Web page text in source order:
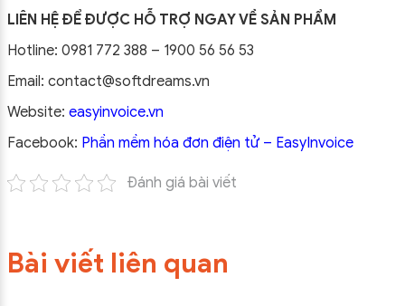
LIÊN HỆ ĐỂ ĐƯỢC HỖ TRỢ NGAY VỀ SẢN PHẨM
Hotline: 0981 772 388 – 1900 56 56 53
Email: contact@softdreams.vn
Website: easyinvoice.vn
Facebook: Phần mềm hóa đơn điện tử – EasyInvoice
Đánh giá bài viết
Bài viết liên quan